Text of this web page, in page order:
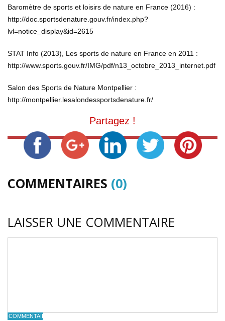
Baromètre de sports et loisirs de nature en France (2016) :
http://doc.sportsdenature.gouv.fr/index.php?
lvl=notice_display&id=2615
STAT Info (2013), Les sports de nature en France en 2011 :
http://www.sports.gouv.fr/IMG/pdf/n13_octobre_2013_internet.pdf
Salon des Sports de Nature Montpellier :
http://montpellier.lesalondessportsdenature.fr/
Partagez !
COMMENTAIRES (0)
LAISSER UNE COMMENTAIRE
COMMENTAIRE